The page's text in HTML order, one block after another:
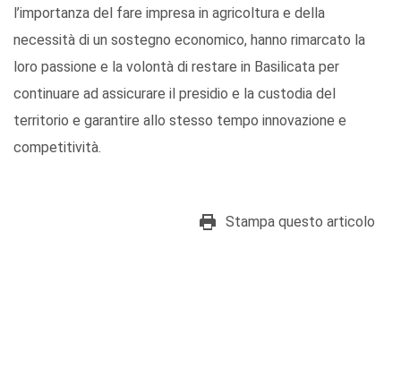
l’importanza del fare impresa in agricoltura e della
necessità di un sostegno economico, hanno rimarcato la
loro passione e la volontà di restare in Basilicata per
continuare ad assicurare il presidio e la custodia del
territorio e garantire allo stesso tempo innovazione e
competitività.
Stampa questo articolo